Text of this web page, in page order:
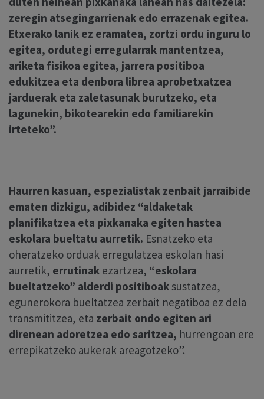
zeregin atsegingarrienak edo errazenak egitea.
Etxerako lanik ez eramatea, zortzi ordu inguru lo
egitea, ordutegi erregularrak mantentzea,
ariketa fisikoa egitea, jarrera positiboa
edukitzea eta denbora librea aprobetxatzea
jarduerak eta zaletasunak burutzeko, eta
lagunekin, bikotearekin edo familiarekin
irteteko”.
Haurren kasuan, espezialistak zenbait jarraibide
ematen dizkigu, adibidez “aldaketak
planifikatzea eta pixkanaka egiten hastea
eskolara bueltatu aurretik. Esnatzeko eta
oheratzeko orduak erregulatzea eskolan hasi
aurretik, errutinak ezartzea, “eskolara
bueltatzeko” alderdi positiboak sustatzea,
egunerokora bueltatzea zerbait negatiboa ez dela
transmititzea, eta zerbait ondo egiten ari
direnean adoretzea edo saritzea, hurrengoan ere
errepikatzeko aukerak areagotzeko”.